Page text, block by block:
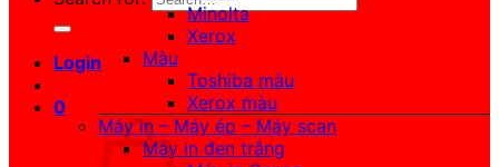
Login
0
Minolta
Xerox
Màu
Toshiba màu
Xerox màu
Máy in – Máy ép – Máy scan
Máy in đen trắng